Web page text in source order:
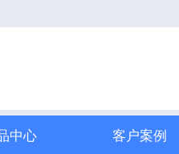
中心 客户案例